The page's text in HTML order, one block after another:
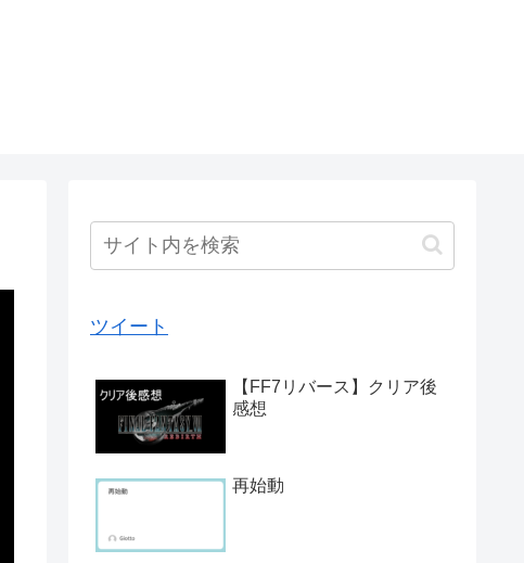
ツイート
【FF7リバース】クリア後
感想
再始動